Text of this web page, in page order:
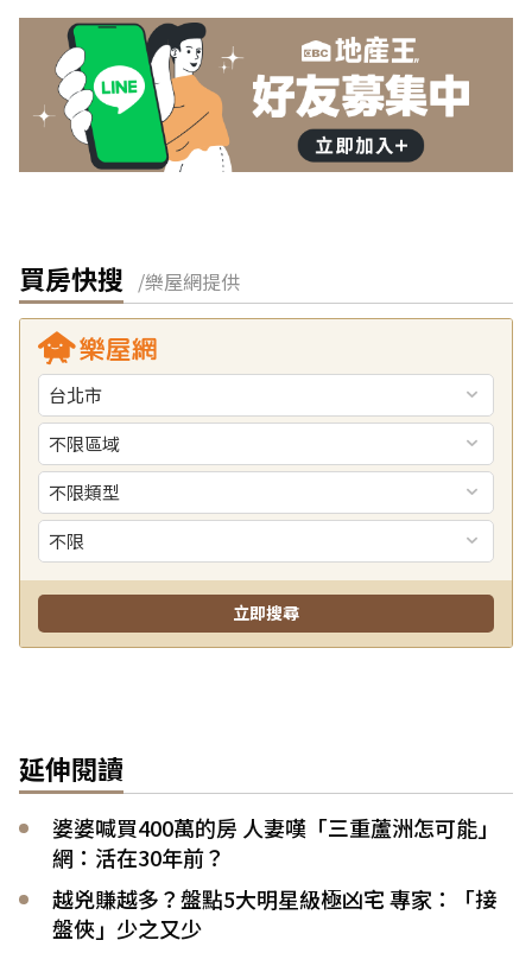
買房快搜 /樂屋網提供
延伸閱讀
婆婆喊買400萬的房 人妻嘆「三重蘆洲怎可能」
網：活在30年前？
越兇賺越多？盤點5大明星級極凶宅 專家：「接
盤俠」少之又少